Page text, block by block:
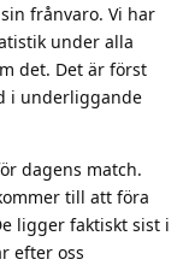
frånvaro. Vi har
under alla
det. Det är först
i underliggande
dagens match.
till att föra
ligger faktiskt sist i
efter oss